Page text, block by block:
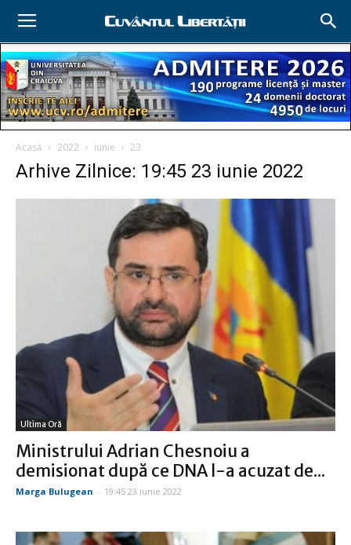
Acasă 2022 iunie 23
Arhive Zilnice: 19:45 23 iunie 2022
Ultima Oră
Ministrului Adrian Chesnoiu a
demisionat după ce DNA l-a acuzat de...
Marga Bulugean - 19:45 23 iunie 2022